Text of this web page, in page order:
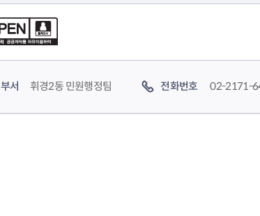
부서 휘경2동 민원행정팀 전화번호 02-2171-